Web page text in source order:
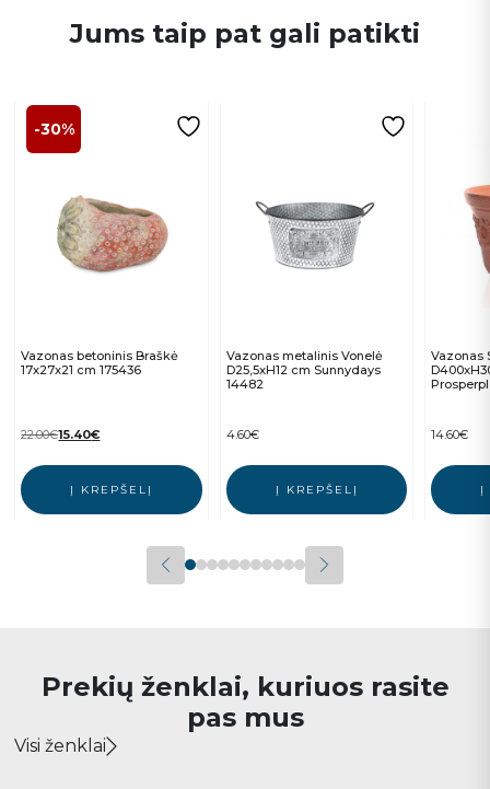
Jums taip pat gali patikti
-30%
Vazonas betoninis Braškė
17x27x21 cm 175436
22.00€
Original
was:
22.00€.
15.40€
Current
is:
15.40€.Į KREPŠELĮ
Vazonas metalinis Vonelė
D25,5xH12 cm Sunnydays
14482
4.60€
Į KREPŠELĮ
Vazonas
14.60€
Į
Prekių ženklai, kuriuos rasite
pas mus
Visi ženklai